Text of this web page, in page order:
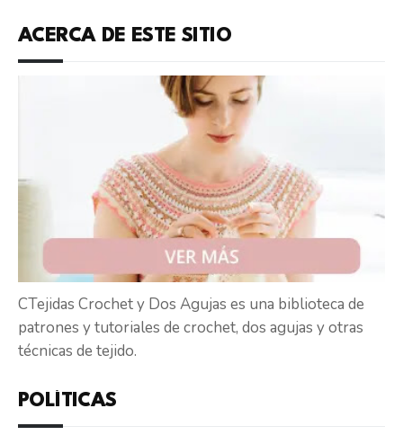
ACERCA DE ESTE SITIO
CTejidas Crochet y Dos Agujas es una biblioteca de
patrones y tutoriales de crochet, dos agujas y otras
técnicas de tejido.
POLÍTICAS